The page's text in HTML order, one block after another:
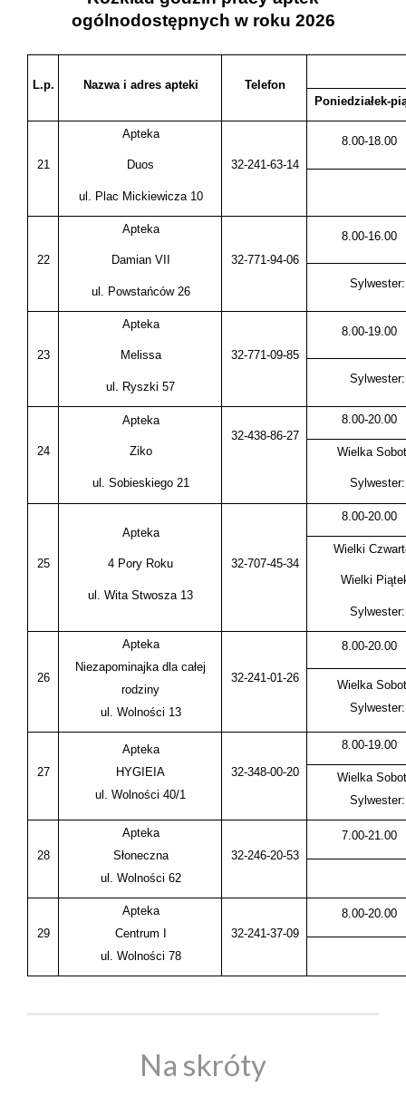
ogólnodostępnych w roku 2026
L.p. Nazwa i adres apteki
Telefon
Poniedziałek-
21
Apteka
Duos
ul. Plac Mickiewicza 10
32-241-63-14
8.00-18.00
22
Apteka
Damian VII
ul. Powstańców 26
32-771-94-06
8.00-16.00
23
Apteka
Melissa
ul. Ryszki 57
32-771-09-85
8.00-19.00
24
Apteka
Ziko
ul. Sobieskiego 21
32-438-86-27
8.00-20.00
Wielka
25
Apteka
4 Pory Roku
ul. Wita Stwosza 13
32-707-45-34
8.00-20.00
Wielki
Wielki
26
Apteka
Niezapominajka dla całej
rodziny
ul. Wolności 13
32-241-01-26
8.00-20.00
Wielka
27
Apteka
HYGIEIA
ul. Wolności 40/1
32-348-00-20
8.00-19.00
Wielka
28
Apteka
Słoneczna
ul. Wolności 62
32-246-20-53
7.00-21.00
29
Apteka
Centrum I
ul. Wolności 78
32-241-37-09
8.00-20.00
Na skróty